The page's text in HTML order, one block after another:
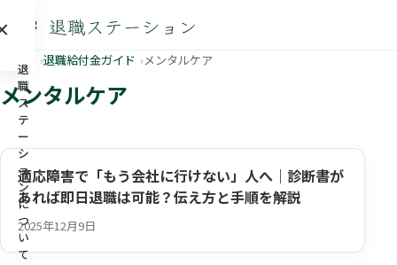
退
職
ス
テ
ー
シ
ョ
ン
に
つ
い
て
退職給付金ガイド メンタルケア
メンタルケア
適応障害で「もう会社に行けない」人へ｜診断書が
あれば即日退職は可能？伝え方と手順を解説
2025年12月9日